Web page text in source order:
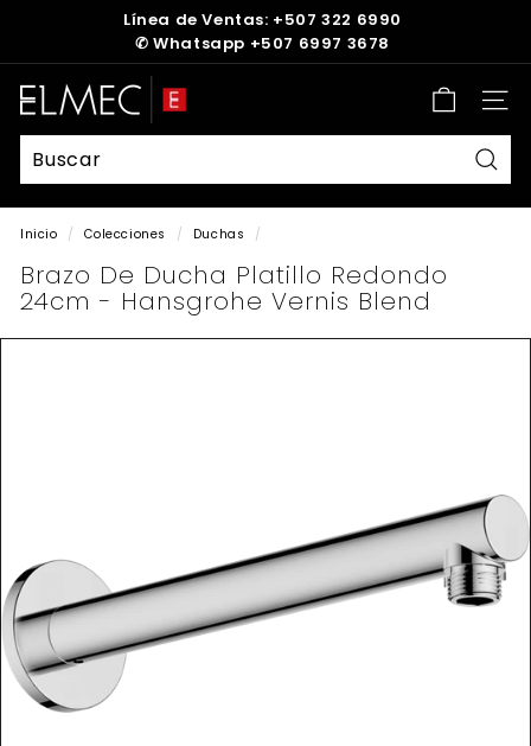
diapositivas
pausa
Línea de Ventas: +507 322 6990
✆ Whatsapp +507 6997 3678
E
L
M
E
C
Inicio / Colecciones / Duchas /
Brazo De Ducha Platillo Redondo
24cm - Hansgrohe Vernis Blend